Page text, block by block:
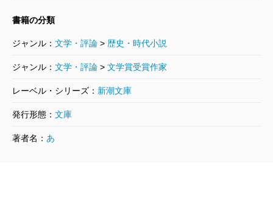
書籍の分類
ジャンル： 文学・評論 > 歴史・時代小説
ジャンル： 文学・評論 > 文学賞受賞作家
レーベル・シリーズ： 新潮文庫
発行形態： 文庫
著者名： あ